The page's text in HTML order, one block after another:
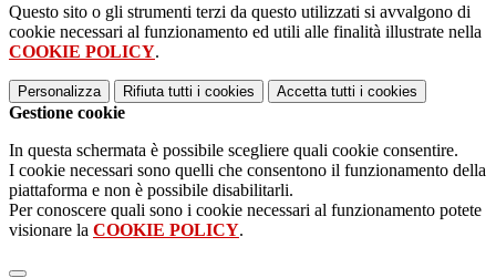
Questo sito o gli strumenti terzi da questo utilizzati si avvalgono di
cookie necessari al funzionamento ed utili alle finalità illustrate nella
COOKIE POLICY.
Personalizza Rifiuta tutti i cookies Accetta tutti i cookies
Gestione cookie
In questa schermata è possibile scegliere quali cookie consentire.
I cookie necessari sono quelli che consentono il funzionamento della
piattaforma e non è possibile disabilitarli.
Per conoscere quali sono i cookie necessari al funzionamento potete
visionare la COOKIE POLICY.